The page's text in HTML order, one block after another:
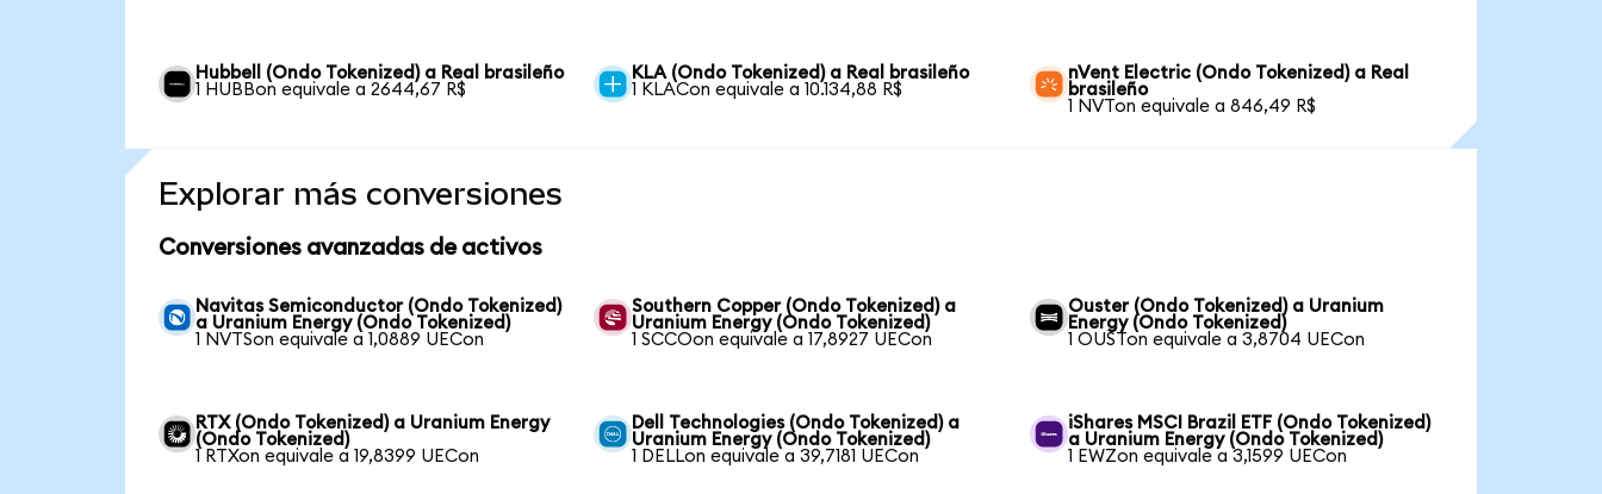
Hubbell (Ondo Tokenized) a Real brasileño
1 HUBBon equivale a 2644,67 R$
KLA (Ondo Tokenized) a Real brasileño
1 KLACon equivale a 10.134,88 R$
nVent Electric (Ondo Tokenized) a Real
brasileño
1 NVTon equivale a 846,49 R$
Explorar más conversiones
Conversiones avanzadas de activos
Navitas Semiconductor (Ondo Tokenized)
a Uranium Energy (Ondo Tokenized)
1 NVTSon equivale a 1,0889 UECon
Southern Copper (Ondo Tokenized) a
Uranium Energy (Ondo Tokenized)
1 SCCOon equivale a 17,8927 UECon
Ouster (Ondo Tokenized) a Uranium
Energy (Ondo Tokenized)
1 OUSTon equivale a 3,8704 UECon
RTX (Ondo Tokenized) a Uranium Energy
(Ondo Tokenized)
1 RTXon equivale a 19,8399 UECon
Dell Technologies (Ondo Tokenized) a
Uranium Energy (Ondo Tokenized)
1 DELLon equivale a 39,7181 UECon
iShares MSCI Brazil ETF (Ondo Tokenized)
a Uranium Energy (Ondo Tokenized)
1 EWZon equivale a 3,1599 UECon